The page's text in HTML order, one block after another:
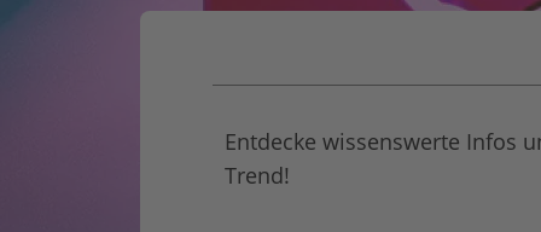
Entdecke wissenswerte Infos
Trend!